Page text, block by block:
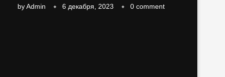
byAdmin 6 декабря, 2023 0 comment